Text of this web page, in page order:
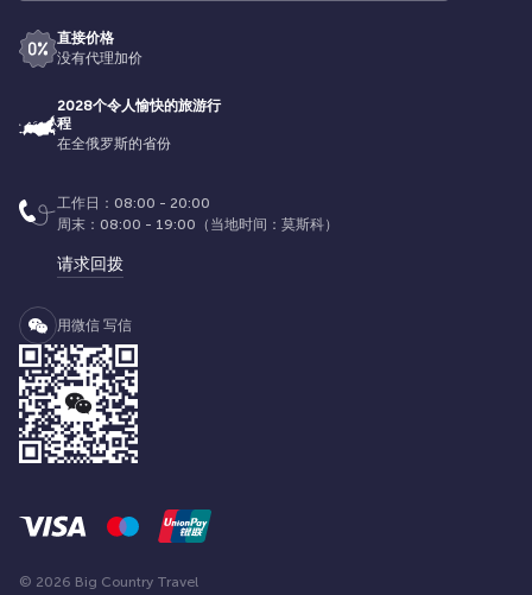
直接价格
没有代理加价
2028个令人愉快的旅游行
程
在全俄罗斯的省份
工作日：08:00 - 20:00
周末：08:00 - 19:00（当地时间：莫斯科）
请求回拨
用微信 写信
© 2026 Big Country Travel